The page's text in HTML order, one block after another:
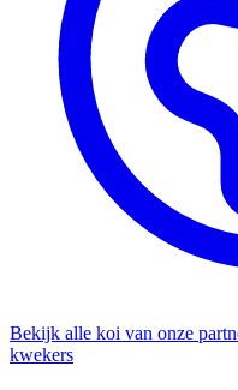
Bekijk alle koi van onze
kwekers